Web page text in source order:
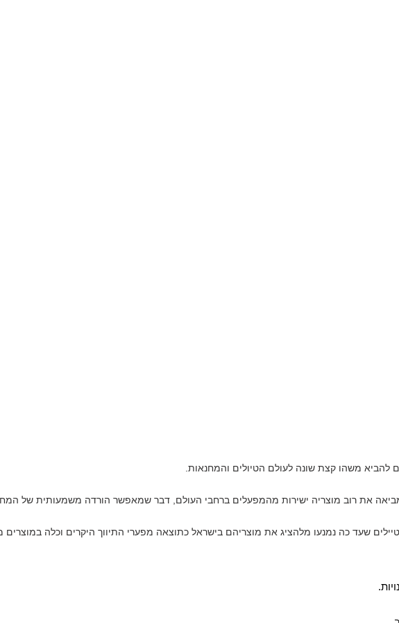
להביא משהו קצת שונה לעולם הטיולים והמחנאות.
את רוב מוצריה ישירות מהמפעלים ברחבי העולם, דבר שמאפשר הורדה משמעותית של
שעד כה נמנעו מלהציג את מוצריהם בישראל כתוצאה מפערי התיווך היקרים וכלה במוצרים